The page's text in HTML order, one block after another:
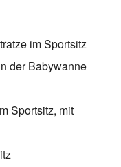
im Sportsitz
der Babywanne
Sportsitz, mit